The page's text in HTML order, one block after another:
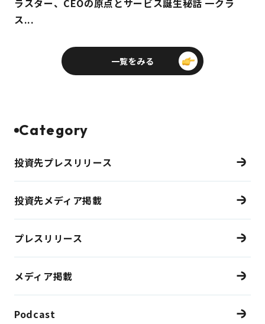
ラスター、CEOの原点とサービス誕生秘話 一クラ
ス...
一覧をみる
Category
投資先プレスリリース
投資先メディア掲載
プレスリリース
メディア掲載
Podcast